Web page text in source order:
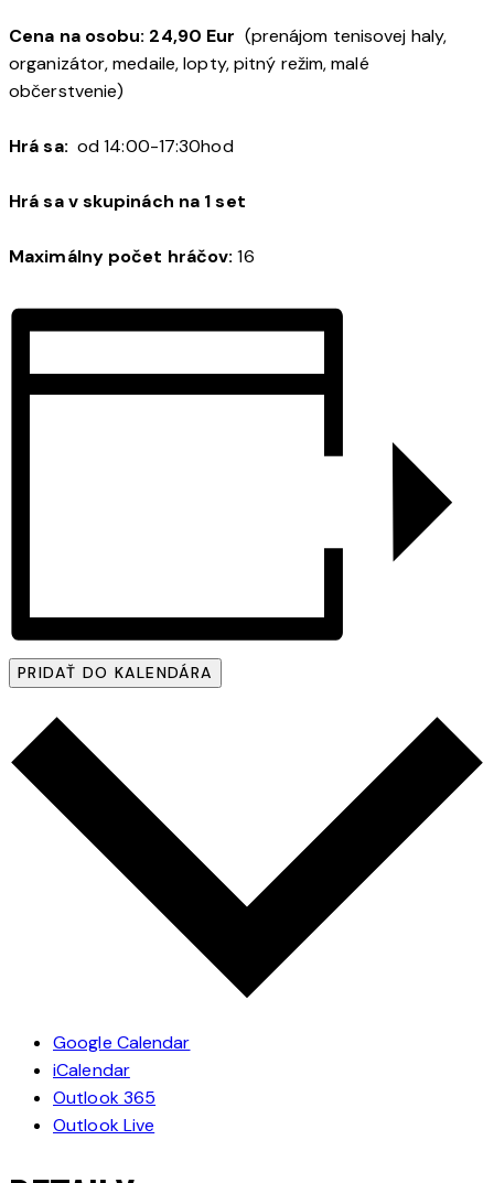
Cena na osobu: 24,90 Eur (prenájom tenisovej haly,
organizátor, medaile, lopty, pitný režim, malé
občerstvenie)
Hrá sa: od 14:00-17:30hod
Hrá sa v skupinách na 1 set
Maximálny počet hráčov: 16
PRIDAŤ DO KALENDÁRA
Google Calendar
iCalendar
Outlook 365
Outlook Live